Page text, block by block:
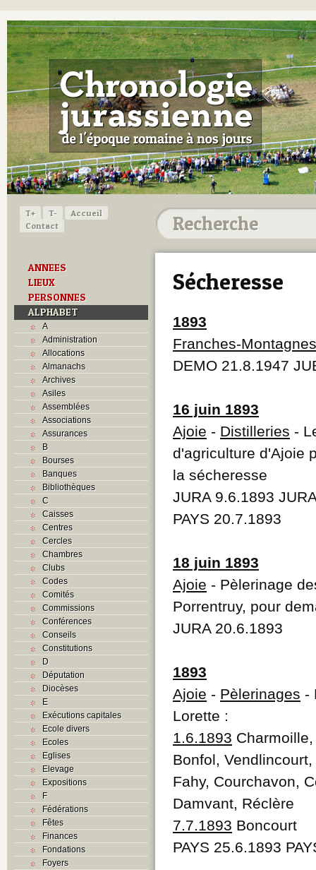
T+ T-
Accueil
Contact
ANNEES
LIEUX
PERSONNES
ALPHABET
A
Administration
Allocations
Almanachs
Archives
Asiles
Assemblées
Associations
Assurances
B
Bourses
Banques
Bibliothèques
C
Caisses
Centres
Cercles
Chambres
Clubs
Codes
Comités
Commissions
Conférences
Conseils
Constitutions
D
Députation
Diocèses
E
Exécutions capitales
Ecole divers
Ecoles
Eglises
Elevage
Expositions
F
Fédérations
Fêtes
Finances
Fondations
Foyers
Sécheresse
1893
Franches-Montagnes
DEMO 21.8.1947
16 juin 1893
Ajoie - Distilleries -
d'agriculture d'Ajoie
la sécheresse
JURA 9.6.1893
PAYS 20.7.1893
18 juin 1893
Ajoie - Pèlerinage
Porrentruy, pour
JURA 20.6.1893
1893
Ajoie - Pèlerinages -
Lorette :
1.6.1893
Bonfol,
Fahy, Courchavon,
Damvant, Réclère
7.7.1893 Boncourt
PAYS 25.6.1893